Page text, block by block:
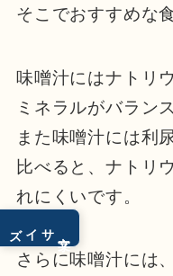
サイズ
そこでおすすめな
味噌汁にはナトリ
ミネラルがバラン
また味噌汁には利
比べると、ナトリ
れにくいです。
さらに味噌汁には